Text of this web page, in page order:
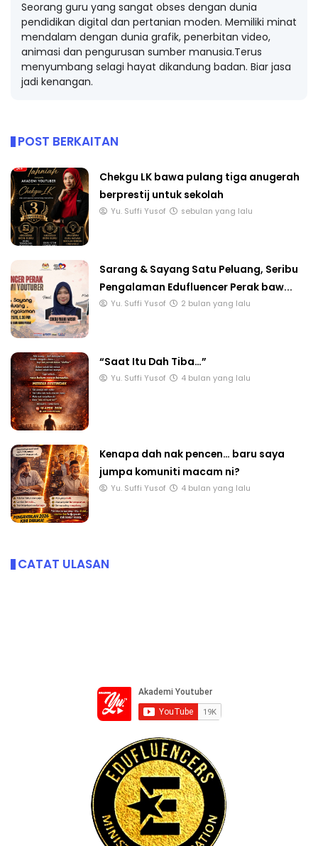
Seorang guru yang sangat obses dengan dunia
pendidikan digital dan pertanian moden. Memiliki minat
mendalam dengan dunia grafik, penerbitan video,
animasi dan pengurusan sumber manusia.Terus
menyumbang selagi hayat dikandung badan. Biar jasa
jadi kenangan.
POST BERKAITAN
Chekgu LK bawa pulang tiga anugerah
berprestij untuk sekolah
Yu. Suffi Yusof sebulan yang lalu
Sarang & Sayang Satu Peluang, Seribu
Pengalaman Edufluencer Perak baw...
Yu. Suffi Yusof 2 bulan yang lalu
“Saat Itu Dah Tiba…”
Yu. Suffi Yusof 4 bulan yang lalu
Kenapa dah nak pencen… baru saya
jumpa komuniti macam ni?
Yu. Suffi Yusof 4 bulan yang lalu
CATAT ULASAN